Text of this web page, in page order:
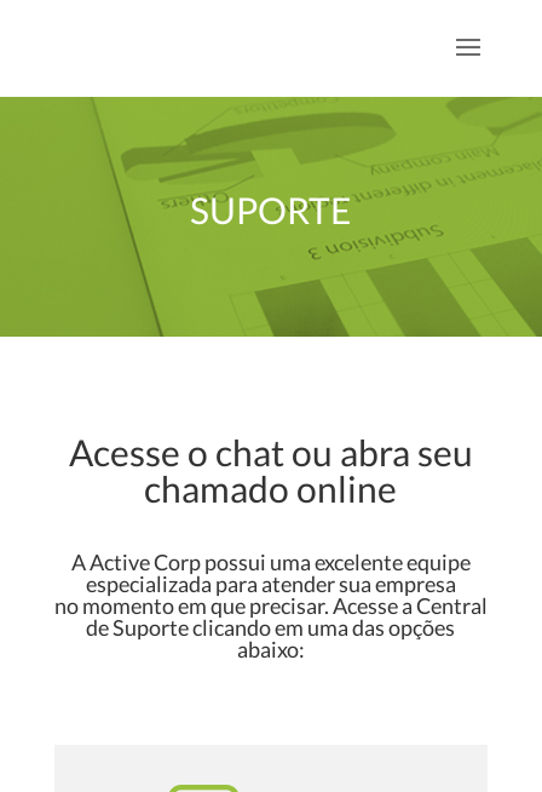
SUPORTE
Acesse o chat ou abra seu
chamado online
A Active Corp possui uma excelente equipe
especializada para atender sua empresa
no momento em que precisar. Acesse a Central
de Suporte clicando em uma das opções
abaixo: